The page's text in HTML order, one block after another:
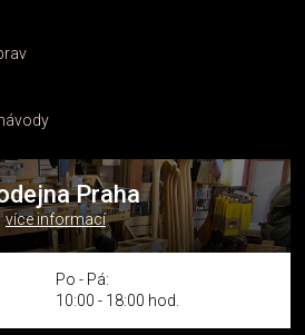
Praha
více informací
Po - Pá:
10:00 - 18:00 hod.